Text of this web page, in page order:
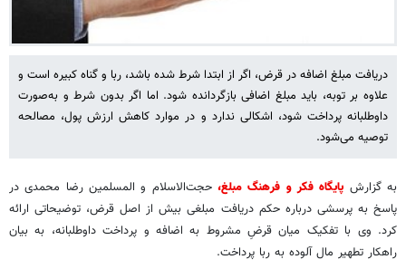
دریافت مبلغ اضافه در قرض، اگر از ابتدا شرط شده باشد، ربا و گناه کبیره است و
علاوه بر توبه، باید مبلغ اضافی بازگردانده شود. اما اگر بدون شرط و به‌صورت
داوطلبانه پرداخت شود، اشکالی ندارد و در موارد کاهش ارزش پول، مصالحه
توصیه می‌شود.
به گزارش پایگاه فکر و فرهنگ مبلغ، حجت‌الاسلام و المسلمین رضا محمدی در
پاسخ به پرسشی درباره حکم دریافت مبلغی بیش از اصل قرض، توضیحاتی ارائه
کرد. وی با تفکیک میان قرضِ مشروط به اضافه و پرداخت داوطلبانه، به بیان
راهکار تطهیر مال آلوده به ربا پرداخت.